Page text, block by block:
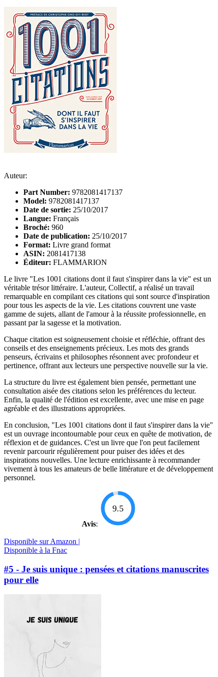
Auteur:
Part Number: 9782081417137
Model: 9782081417137
Date de sortie: 25/10/2017
Langue: Français
Broché: 960
Date de publication: 25/10/2017
Format: Livre grand format
ASIN: 2081417138
Éditeur: FLAMMARION
Le livre "Les 1001 citations dont il faut s'inspirer dans la vie" est un
véritable trésor littéraire. L'auteur, Collectif, a réalisé un travail
remarquable en compilant ces citations qui sont source d'inspiration
pour tous les aspects de la vie. Les citations couvrent une vaste
gamme de sujets, allant de l'amour à la réussite professionnelle, en
passant par la sagesse et la motivation.
Chaque citation est soigneusement choisie et réfléchie, offrant des
conseils et des enseignements précieux. Les mots des grands
penseurs, écrivains et philosophes résonnent avec profondeur et
pertinence, offrant aux lecteurs une perspective nouvelle sur la vie.
La structure du livre est également bien pensée, permettant une
consultation aisée des citations selon les préférences du lecteur.
Enfin, la qualité de l'édition est excellente, avec une mise en page
agréable et des illustrations appropriées.
En conclusion, "Les 1001 citations dont il faut s'inspirer dans la vie"
est un ouvrage incontournable pour ceux en quête de motivation, de
réflexion et de guidances. C'est un livre que l'on peut facilement
revenir parcourir régulièrement pour puiser des idées et des
inspirations nouvelles. Une lecture enrichissante à recommander
vivement à tous les amateurs de belle littérature et de développement
personnel.
Avis:
9.5
Disponible sur Amazon |
Disponible à la Fnac
#5 - Je suis unique : pensées et citations manuscrites
pour elle